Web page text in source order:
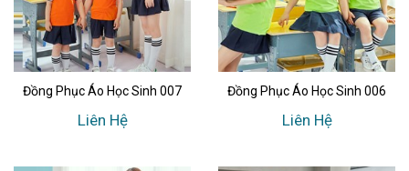
Đồng Phục Áo Học Sinh 007
Liên Hệ
Đồng Phục Áo Học Sinh 006
Liên Hệ